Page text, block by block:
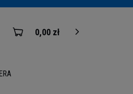
0,00 zł